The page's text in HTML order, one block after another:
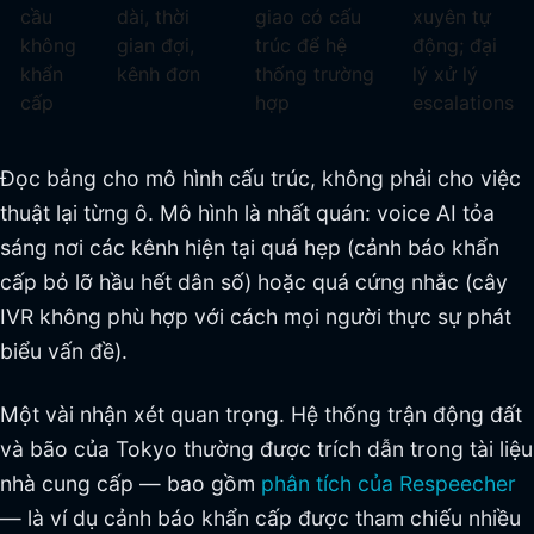
cầu
không
khẩn
cấp
dài, thời
gian đợi,
kênh đơn
giao có cấu
trúc để hệ
thống trường
hợp
xuyên tự
động; đại
lý xử lý
escalations
Đọc bảng cho mô hình cấu trúc, không phải cho việc
thuật lại từng ô. Mô hình là nhất quán: voice AI tỏa
sáng nơi các kênh hiện tại quá hẹp (cảnh báo khẩn
cấp bỏ lỡ hầu hết dân số) hoặc quá cứng nhắc (cây
IVR không phù hợp với cách mọi người thực sự phát
biểu vấn đề).
Một vài nhận xét quan trọng. Hệ thống trận động đất
và bão của Tokyo thường được trích dẫn trong tài liệu
nhà cung cấp — bao gồm phân tích của Respeecher
— là ví dụ cảnh báo khẩn cấp được tham chiếu nhiều